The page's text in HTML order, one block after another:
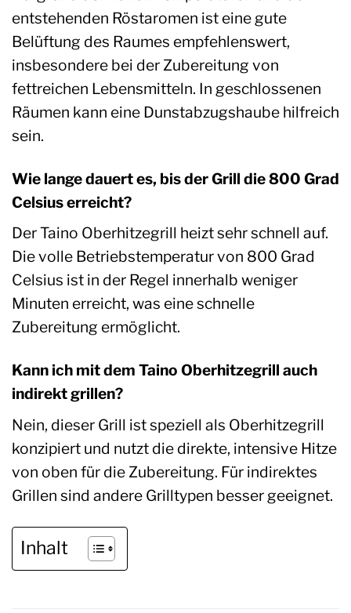
entstehenden Röstaromen ist eine gute
Belüftung des Raumes empfehlenswert,
insbesondere bei der Zubereitung von
fettreichen Lebensmitteln. In geschlossenen
Räumen kann eine Dunstabzugshaube hilfreich
sein.
Wie lange dauert es, bis der Grill die 800 Grad
Celsius erreicht?
Der Taino Oberhitzegrill heizt sehr schnell auf.
Die volle Betriebstemperatur von 800 Grad
Celsius ist in der Regel innerhalb weniger
Minuten erreicht, was eine schnelle
Zubereitung ermöglicht.
Kann ich mit dem Taino Oberhitzegrill auch
indirekt grillen?
Nein, dieser Grill ist speziell als Oberhitzegrill
konzipiert und nutzt die direkte, intensive Hitze
von oben für die Zubereitung. Für indirektes
Grillen sind andere Grilltypen besser geeignet.
Inhalt